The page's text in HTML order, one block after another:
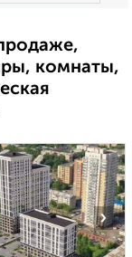
комнаты,
›